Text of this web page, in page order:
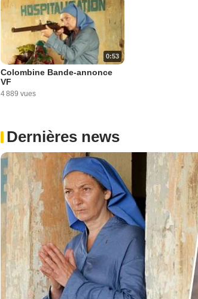
0:53
Colombine Bande-annonce
VF
4 889 vues
Dernières news